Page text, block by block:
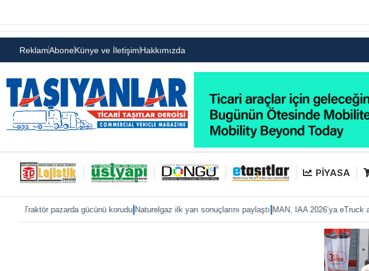
ReklamAboneKünye ve İletişimHakkımızda
PİYASA
gücünü korudu|Naturelgaz ilk yarı sonuçlarını paylaştı|MAN, IAA 2026’ya eTruck ailesiyle hazır